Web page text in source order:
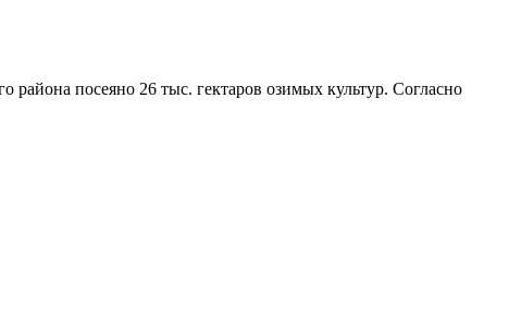
района посеяно 26 тыс. гектаров озимых культур. Согласно